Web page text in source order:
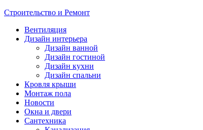
Строительство и Ремонт
Вентиляция
Дизайн интерьера
Дизайн ванной
Дизайн гостиной
Дизайн кухни
Дизайн спальни
Кровля крыши
Монтаж пола
Новости
Окна и двери
Сантехника